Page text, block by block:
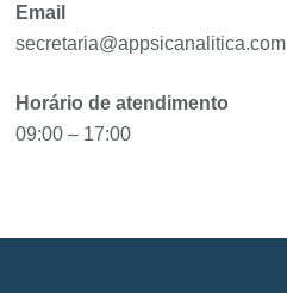
Email
secretaria@appsicanalitica.com
Horário de atendimento
09:00 – 17:00